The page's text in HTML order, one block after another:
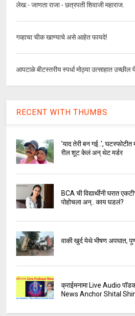
लेख:- जाणता राजा - छत्रपती शिवाजी महाराज.
गव्हाचा चीक खाण्याचे असे आहेत फायदे!
आपटाळे बीटस्तरीय स्पर्धा मोठ्या उत्साहात उच्छील
RECENT WITH THUMBS
'याद तेरी बन गई..',
रील शूट केलं अन् थेट मर्डर
BCA ची विद्यार्थीनी घरात
पोहोचला अन्.. काय घडलं?
वाकी खुर्द येथे भीषण अपघात,
क्राईमनामा Live Audio
News Anchor Shital